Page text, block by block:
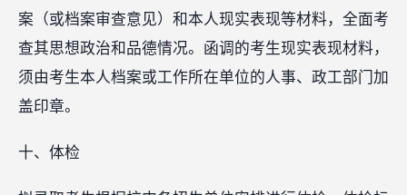
案（或档案审查意见）和本人现实表现等材料，全面考
查其思想政治和品德情况。函调的考生现实表现材料，
须由考生本人档案或工作所在单位的人事、政工部门加
盖印章。
十、体检